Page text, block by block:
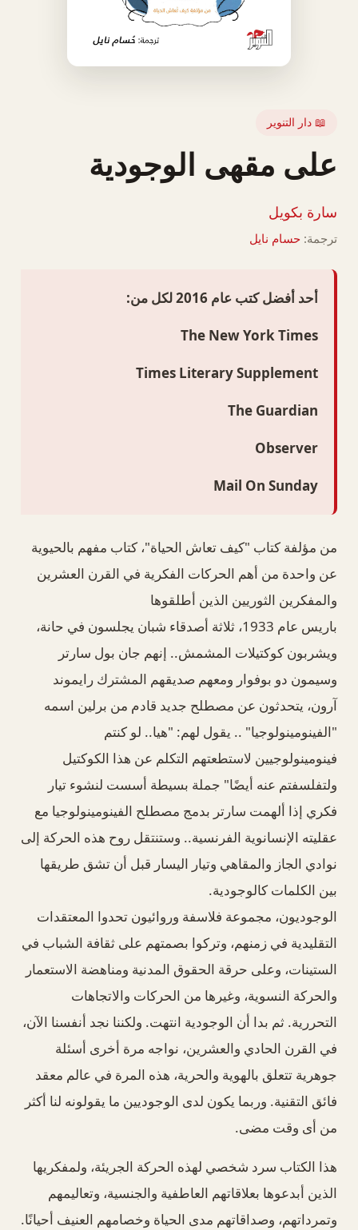
📖 دار التنوير
على مقهى الوجودية
سارة بكويل
ترجمة: حسام نايل
أحد أفضل كتب عام 2016 لكل من:
The New York Times
Times Literary Supplement
The Guardian
Observer
Mail On Sunday
من مؤلفة كتاب "كيف تعاش الحياة"، كتاب مفهم بالحيوية
عن واحدة من أهم الحركات الفكرية في القرن العشرين
والمفكرين الثوريين الذين أطلقوها
باريس عام 1933، ثلاثة أصدقاء شبان يجلسون في حانة،
ويشربون كوكتيلات المشمش.. إنهم جان بول سارتر
وسيمون دو بوفوار ومعهم صديقهم المشترك رايموند
آرون، يتحدثون عن مصطلح جديد قادم من برلين اسمه
"الفينومينولوجيا" .. يقول لهم: "هيا.. لو كنتم
فينومينولوجيين لاستطعتهم التكلم عن هذا الكوكتيل
ولتفلسفتم عنه أيضًا" جملة بسيطة أسست لنشوء تيار
فكري إذا ألهمت سارتر بدمج مصطلح الفينومينولوجيا مع
عقليته الإنسانوية الفرنسية.. وستنتقل روح هذه الحركة إلى
نوادي الجاز والمقاهي وتيار اليسار قبل أن تشق طريقها
بين الكلمات كالوجودية.
الوجوديون، مجموعة فلاسفة وروائيون تحدوا المعتقدات
التقليدية في زمنهم، وتركوا بصمتهم على ثقافة الشباب في
الستينات، وعلى حرقة الحقوق المدنية ومناهضة الاستعمار
والحركة النسوية، وغيرها من الحركات والاتجاهات
التحررية. ثم بدا أن الوجودية انتهت. ولكننا نجد أنفسنا الآن،
في القرن الحادي والعشرين، نواجه مرة أخرى أسئلة
جوهرية تتعلق بالهوية والحرية، هذه المرة في عالم معقد
فائق التقنية. وربما يكون لدى الوجوديين ما يقولونه لنا أكثر
من أى وقت مضى.
هذا الكتاب سرد شخصي لهذه الحركة الجريئة، ولمفكريها
الذين أبدعوها بعلاقاتهم العاطفية والجنسية، وتعاليمهم
وتمرداتهم، وصداقاتهم مدى الحياة وخصامهم العنيف أحيانًا.